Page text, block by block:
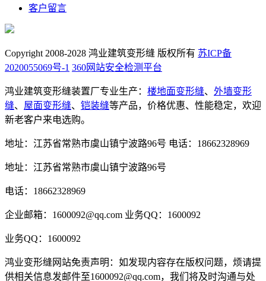
客户留言
Copyright 2008-2028 鸿业建筑变形缝 版权所有 苏ICP备
2020055069号-1 360网站安全检测平台
鸿业建筑变形缝装置厂专业生产： 楼地面变形缝、 外墙变形
缝、 屋面变形缝、 铠装缝等产品，价格优惠、性能稳定，欢迎
新老客户来电选购。
地址：江苏省常熟市虞山镇宁波路96号 电话：18662328969
地址：江苏省常熟市虞山镇宁波路96号
电话：18662328969
企业邮箱：1600092@qq.com 业务QQ：1600092
业务QQ：1600092
鸿业变形缝网站免责声明：如发现内容存在版权问题，烦请提
供相关信息发邮件至1600092@qq.com，我们将及时沟通与处